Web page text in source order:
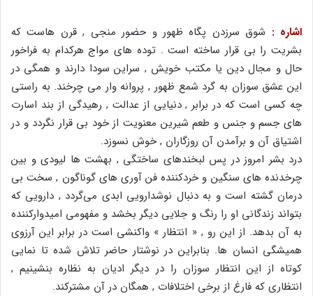
اشاره : شوق سرزدن پگاه ظهور و حضور منجی , قرن هاست که
بشریت را بی قرار ساخته است . توده های مواج هرکدام به فراخور
حال و مجال دین یا مکتب خویش , سراین سودا دارند و همگی در
این عشق سوزان به گرد شمع ظهور , پروانه وار می چرخند. به راستی
چه کسی است که در برابر , دنیایی از عدالت , رهیدگی از بند اسارت
های جسم و جنس و طعم شیرین معنویت از خود بی قرار نگردد و در
اشتیاق آن و برآمدن آن روزگاران , خوش نسوزد.
درد بشر امروز در پس لبخندهای ساختگی , بهشت ها لیودی و بین
چرخدنده های سنگین و خردکننده فن آوری های گوناگون , سخت بی
درمان گشته است و به دنبال نوشدارویی ابدی می‌گردد , دارویی که
بتواند زندگانی او را رنگ و جلایی دیگر بخشد و مفهومی امیدوارکننده
به آن بدهد. از این رو , « انتظار » واکنشی است در برابر این آرزوی
همیشگی انسان ها. بنابراین در نوشتار حاضر تلاش شده تا نمایی
کوتاه از این انتظار سوزان را در دیگر ادیان به نظاره بنشینیم ,
انتظاری که فارغ از برخی اختلافات , همگان در آن مشترکند.